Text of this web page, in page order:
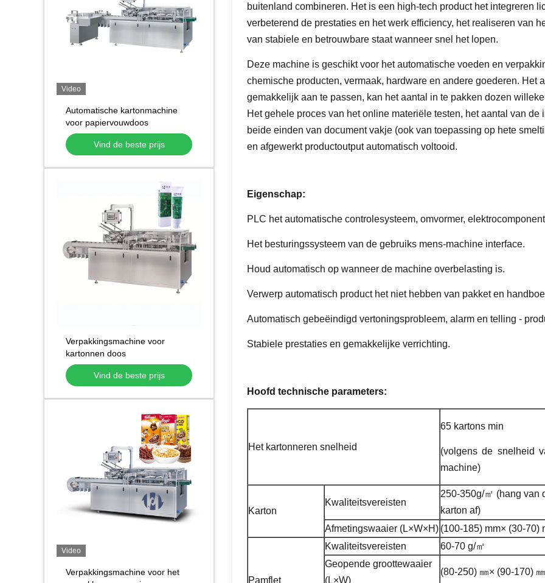
buitenland combineren. Het is een high-tech product het integreren
verbeterend de prestaties en het werk efficiency, het realiseren van
van stabiele en betrouwbare staat wanneer snel het lopen.
Deze machine is geschikt voor het automatische voeden en
chemische producten, vermaak, hardware en andere goederen. Het
gemakkelijk aan te passen, kan het aantal in te pakken dozen
Het gehele proces van het online materiële testen, het aantal van
beide einden van document vakje (ook van toepassing op hete
en afgewerkt productoutput automatisch voltooid.
Eigenschap:
PLC het automatische controlesysteem, omvormer,
Het besturingssysteem van de gebruiks mens-machine interface.
Houd automatisch op wanneer de machine overbelasting is.
Verwerp automatisch product het niet hebben van pakket en
Automatisch gebeëindigd vertoningsprobleem, alarm en telling -
Stabiele prestaties en gemakkelijke verrichting.
Hoofd technische parameters:
Het kartonneren snelheid
65 kartons min
(volgens de snelheid
machine)
Karton
Kwaliteitsvereisten
250-350g/㎡ (hang van
karton af)
Afmetingswaaier (L×W×H) (100-185) mm× (30-70)
Pamflet
Kwaliteitsvereisten
60-70 g/㎡
Geopende groottewaaier
(L×W)
(80-250) ㎜× (90-170) ㎜
Video
Automatische kartonmachine
voor papiervouwdoos
Automatische kartonmachine
voor cosmetische buizen
Vind de beste prijs
Verpakkingsmachine voor
kartonnen doos
Verpakkingsmachine voor
horizontale automatische
Vind de beste prijs
Video
Verpakkingsmachine voor het